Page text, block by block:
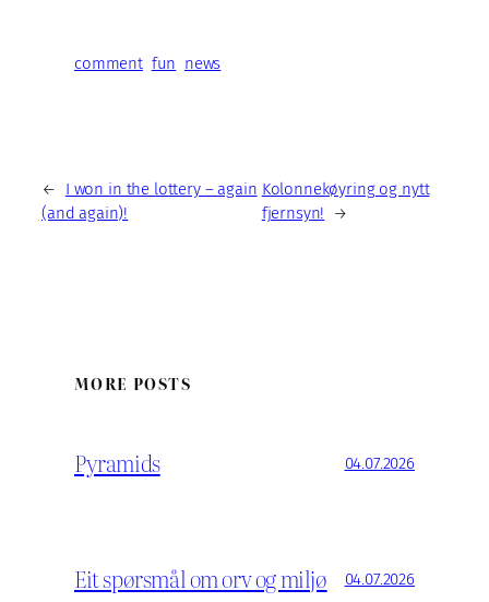
comment fun news
←
I won in the lottery – again
(and again)!
Kolonnekøyring og nytt
fjernsyn!
→
MORE POSTS
Pyramids 04.07.2026
Eit spørsmål om orv og miljø 04.07.2026